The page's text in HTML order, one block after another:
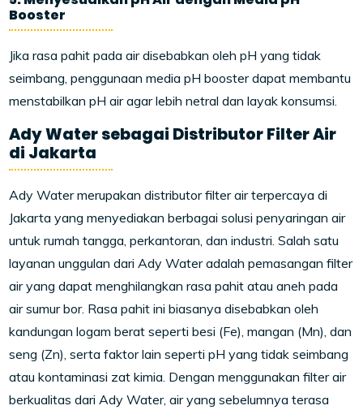
Booster
Jika rasa pahit pada air disebabkan oleh pH yang tidak
seimbang, penggunaan media pH booster dapat membantu
menstabilkan pH air agar lebih netral dan layak konsumsi.
Ady Water sebagai Distributor Filter Air
di Jakarta
Ady Water merupakan distributor filter air terpercaya di
Jakarta yang menyediakan berbagai solusi penyaringan air
untuk rumah tangga, perkantoran, dan industri. Salah satu
layanan unggulan dari Ady Water adalah pemasangan filter
air yang dapat menghilangkan rasa pahit atau aneh pada
air sumur bor. Rasa pahit ini biasanya disebabkan oleh
kandungan logam berat seperti besi (Fe), mangan (Mn), dan
seng (Zn), serta faktor lain seperti pH yang tidak seimbang
atau kontaminasi zat kimia. Dengan menggunakan filter air
berkualitas dari Ady Water, air yang sebelumnya terasa